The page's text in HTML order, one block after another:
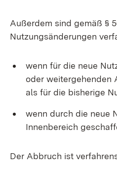
Außerdem sind gemäß §
Nutzungsänderungen
wenn für die neue
oder weitergehenden
als für die bisherige
wenn durch die neue
Innenbereich
Der Abbruch ist